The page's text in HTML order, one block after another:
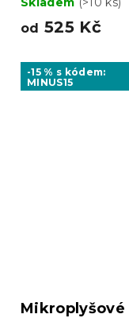
od 525 Kč
-15 % s kódem:
MINUS15
Mikroplyšové